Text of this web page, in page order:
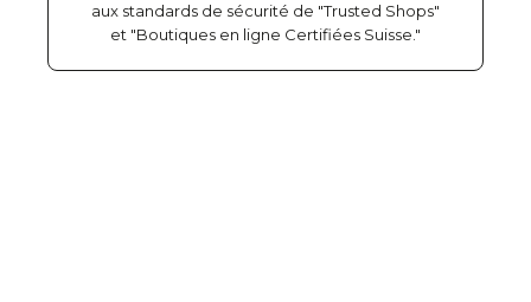
aux standards de sécurité de "Trusted Shops"
et "Boutiques en ligne Certifiées Suisse."